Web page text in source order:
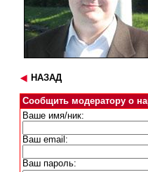
НАЗАД
Сообщить модератору о
Ваше имя/ник:
Ваш email:
Ваш пароль: